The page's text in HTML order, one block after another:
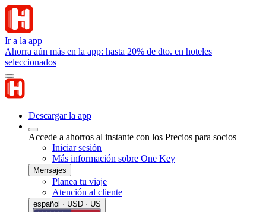
Ir a la app
Ahorra aún más en la app: hasta 20% de dto. en hoteles
seleccionados
Descargar la app
Accede a ahorros al instante con los Precios para socios
Iniciar sesión
Más información sobre One Key
Mensajes
Planea tu viaje
Atención al cliente
español · USD · US